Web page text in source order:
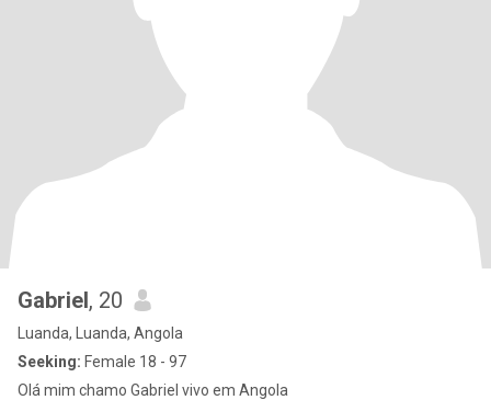
Gabriel, 20
Luanda, Luanda, Angola
Seeking: Female 18 - 97
Olá mim chamo Gabriel vivo em Angola